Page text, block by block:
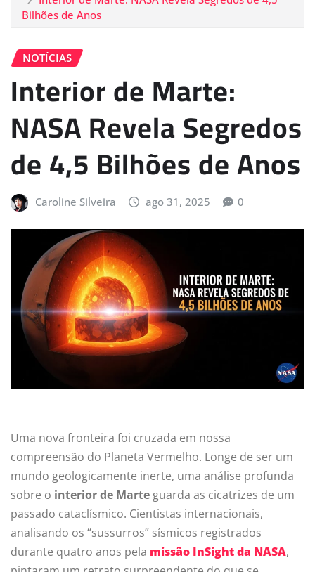
Bilhões de Anos
NOTÍCIAS
Interior de Marte:
NASA Revela Segredos
de 4,5 Bilhões de Anos
Caroline Silveira ago 31, 2025 0
Uma nova fronteira foi cruzada em nossa
compreensão do Planeta Vermelho. Longe de ser um
mundo geologicamente inerte, uma análise profunda
sobre o interior de Marte guarda as cicatrizes de um
passado cataclísmico. Cientistas internacionais,
analisando os “sussurros” sísmicos registrados
durante quatro anos pela missão InSight da NASA,